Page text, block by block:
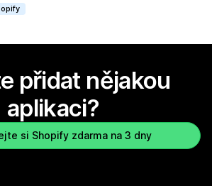
přidat nějakou
aplikaci?
si Shopify zdarma na 3 dny